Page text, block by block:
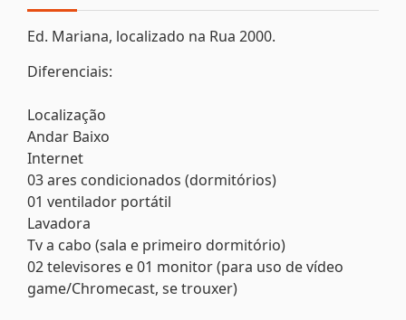
Ed. Mariana, localizado na Rua 2000.
Diferenciais:
Localização
Andar Baixo
Internet
03 ares condicionados (dormitórios)
01 ventilador portátil
Lavadora
Tv a cabo (sala e primeiro dormitório)
02 televisores e 01 monitor (para uso de vídeo
game/Chromecast, se trouxer)